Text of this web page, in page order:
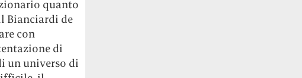
quanto
Bianciardi de
con
di
un universo di